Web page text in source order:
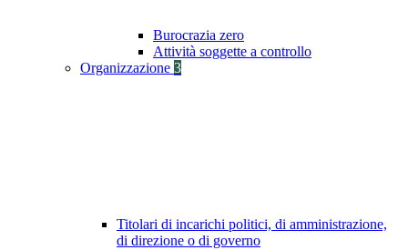
Burocrazia zero
Attività soggette a controllo
Organizzazione 3
Titolari di incarichi politici, di amministrazione,
di direzione o di governo